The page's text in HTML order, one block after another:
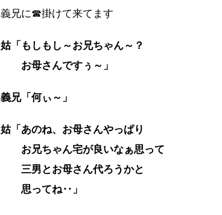
義兄に☎掛けて来てます
姑「もしもし～お兄ちゃん～？
お母さんですぅ～」
義兄「何ぃ～」
姑「あのね、お母さんやっぱり
お兄ちゃん宅が良いなぁ思って
三男とお母さん代ろうかと
思ってね‥」